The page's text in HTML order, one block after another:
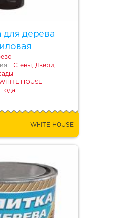
для дерева
Стены, Двери,
WHITE HOUSE
года
WHITE HOUSE